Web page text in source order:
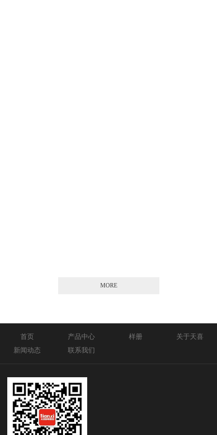
MORE
首页 产品中心 样册
关于天喜
新闻动态
联系我们